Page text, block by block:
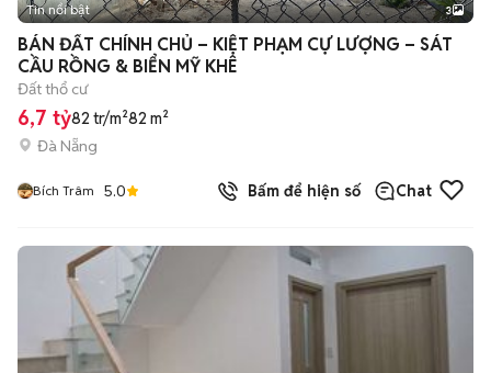
Tin nổi bật 3
BÁN ĐẤT CHÍNH CHỦ – KIỆT PHẠM CỰ LƯỢNG – SÁT
CẦU RỒNG & BIỂN MỸ KHÊ
Đất thổ cư
6,7 tỷ82 tr/m²82 m²
Đà Nẵng
Bích Trâm 5.0 Bấm để hiện số Chat